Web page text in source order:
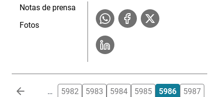
Notas de prensa
Fotos
Paginación … 5982 5983 5984 5985 5986
5987